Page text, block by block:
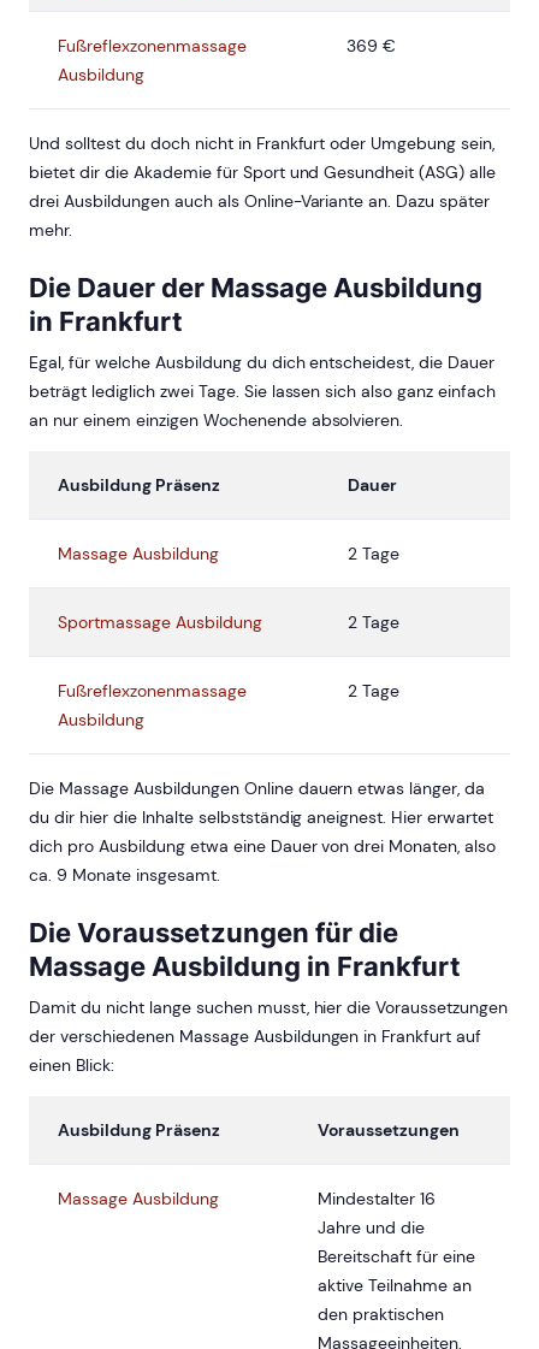
Fußreflexzonenmassage
Ausbildung
369 €
Und solltest du doch nicht in Frankfurt oder Umgebung sein,
bietet dir die Akademie für Sport und Gesundheit (ASG) alle
drei Ausbildungen auch als Online-Variante an. Dazu später
mehr.
Die Dauer der Massage Ausbildung
in Frankfurt
Egal, für welche Ausbildung du dich entscheidest, die Dauer
beträgt lediglich zwei Tage. Sie lassen sich also ganz einfach
an nur einem einzigen Wochenende absolvieren.
Ausbildung Präsenz Dauer
Massage Ausbildung 2 Tage
Sportmassage Ausbildung 2 Tage
Fußreflexzonenmassage
Ausbildung
2 Tage
Die Massage Ausbildungen Online dauern etwas länger, da
du dir hier die Inhalte selbstständig aneignest. Hier erwartet
dich pro Ausbildung etwa eine Dauer von drei Monaten, also
ca. 9 Monate insgesamt.
Die Voraussetzungen für die
Massage Ausbildung in Frankfurt
Damit du nicht lange suchen musst, hier die Voraussetzungen
der verschiedenen Massage Ausbildungen in Frankfurt auf
einen Blick:
Ausbildung Präsenz Voraussetzungen
Massage Ausbildung
Mindestalter 16
Jahre und die
Bereitschaft für eine
aktive Teilnahme an
den praktischen
Massageeinheiten.